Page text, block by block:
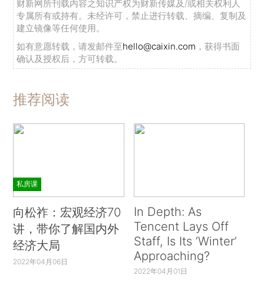
财新网所刊载内容之知识产权为财新传媒及/或相关权利人
专属所有或持有。未经许可，禁止进行转载、摘编、复制及
建立镜像等任何使用。
如有意愿转载，请发邮件至hello@caixin.com ，获得书面
确认及授权后，方可转载。
推荐阅读
私房课
向松祚：宏观经济70
讲，带你了解国内外
经济大局
2022年04月06日
In Depth: As
Tencent Lays Off
Staff, Is Its ‘Winter’
Approaching?
2022年04月01日